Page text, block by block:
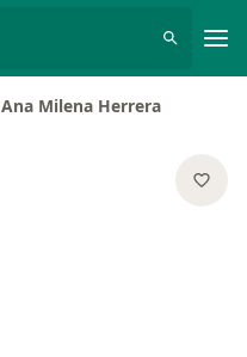
Ana Milena Herrera